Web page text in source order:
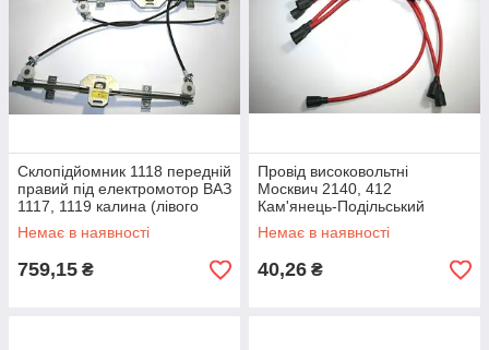
Склопідйомник 1118 передній
правий під електромотор ВАЗ
1117, 1119 калина (лівого
немає в наявності)
Немає в наявності
759,15 ₴
Провід високовольтні
Москвич 2140, 412
Кам'янець-Подільський
(ніхром)
Немає в наявності
40,26 ₴